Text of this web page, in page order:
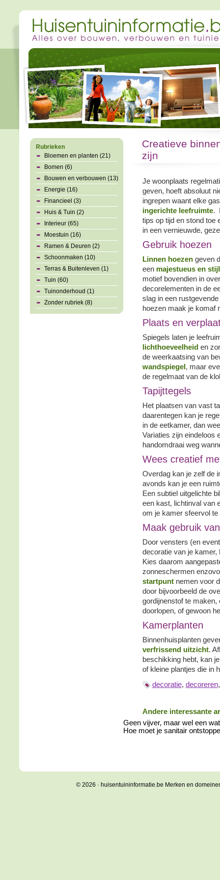
Rubrieken
Bloemen en planten (21)
Bomen (6)
Bouwen en verbouwen (13)
Energie (16)
Financieel (3)
Huis & Tuin (2)
Interieur (65)
Moestuin (16)
Ramen & Deuren (2)
Schoonmaken (10)
Terras & Buitenleven (1)
Tuin (60)
Tuinonderhoud (1)
Zonder rubriek (8)
Creatieve
zijn
Je woonplaats
geven, hoeft absoluut
ingrepen waant elke
ingerichte leefruimte.
tips op tijd en stond toe
in een vernieuwde,
Gebruik hoezen
Linnen hoezengeven
een majestueus en
motief bovendien in
decorelementen in de
slag in een
hoezen maak je komaf
Plaats en
Spiegels laten je
lichthoeveelheid en
de weerkaatsing van
wandspiegel , maar
de regelmaat van de
Tapijttegels
Het plaatsen van vast
daarentegen kan je
in de eetkamer, dan
Variaties zijn eindeloos
handomdraai weg
Wees creatief
Overdag kan je zelf de
avonds kan je een
Een subtiel uitgelichte
een kast, lichtinval van
om je kamer sfeervol
Maak gebruik
Door vensters (en
decoratie van je
Kies daarom
zonneschermen
startpuntnemen voor
door bijvoorbeeld de
gordijnenstof te maken,
doorlopen, of gewoon
Kamerplanten
Binnenhuisplanten
verfrissend uitzicht.
beschikking hebt, kan
of kleine plantjes die in
decoratie, decoreren
Andere interessante
Geen vijver, maar wel een
Hoe moet je sanitair
© 2026 · huisentuininformatie.be Merken en